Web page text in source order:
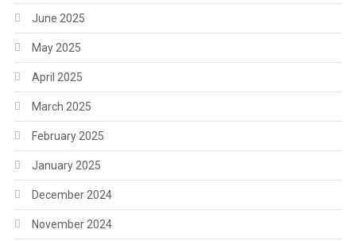
June 2025
May 2025
April 2025
March 2025
February 2025
January 2025
December 2024
November 2024